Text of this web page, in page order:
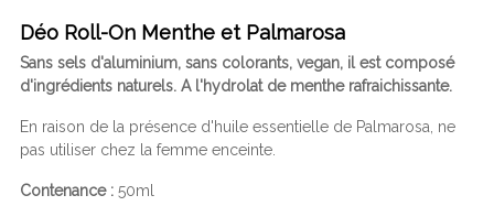
Déo Roll-On Menthe et Palmarosa
Sans sels d'aluminium, sans colorants, vegan, il est composé
d'ingrédients naturels. A l'hydrolat de menthe rafraichissante.
En raison de la présence d'huile essentielle de Palmarosa, ne
pas utiliser chez la femme enceinte.
Contenance : 50ml